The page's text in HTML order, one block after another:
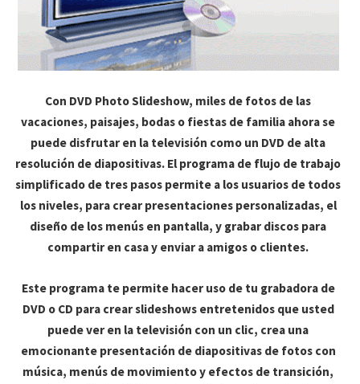
Con DVD Photo Slideshow, miles de fotos de las
vacaciones, paisajes, bodas o fiestas de familia ahora se
puede disfrutar en la televisión como un DVD de alta
resolución de diapositivas. El programa de flujo de trabajo
simplificado de tres pasos permite a los usuarios de todos
los niveles, para crear presentaciones personalizadas, el
diseño de los menús en pantalla, y grabar discos para
compartir en casa y enviar a amigos o clientes.
Este programa te permite hacer uso de tu grabadora de
DVD o CD para crear slideshows entretenidos que usted
puede ver en la televisión con un clic, crea una
emocionante presentación de diapositivas de fotos con
música, menús de movimiento y efectos de transición,